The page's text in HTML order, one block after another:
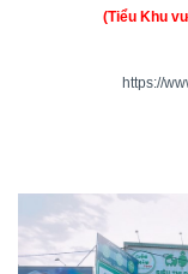
(Tiểu Khu
https://